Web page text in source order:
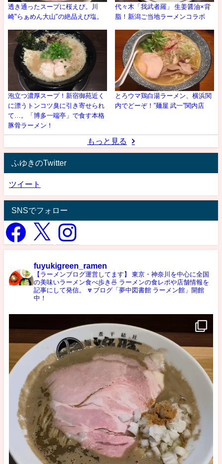
透き通ったスープに桜えび。川
崎"らぁめん大山"の絶品えび塩。
代々木「我武者羅」 生姜醤油×背
脂！新潟ご当地ラーメンコラボ
泡立つ濃厚スープ！新宿御苑近く
に漂うトンコツ臭に引き寄せられ
て…。「博多一端亭」で食す本格
豚骨ラーメン！
とろウマ鶏白湯ラーメン、横浜関
内でどーぞ！”麺屋 武一”関内店
もっと見る
ふゆきのTwitter
ツイート
SNSでフォロー
fuyukigreen_ramen
【ラーメンブログ運営してます】
東京・神奈川を中心に全国
の美味いラーメン食べ歩き🍜 ラーメンの食レポや店舗情報を
記事にして発信。
🔽ブログ「夢中図書館 ラーメン館」開館
中！